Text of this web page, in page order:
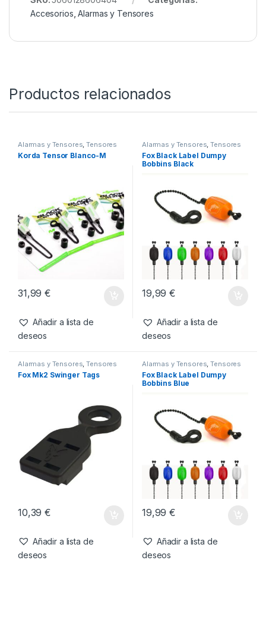
Accesorios ,Alarmas y Tensores
Productos relacionados
Alarmas y Tensores,Tensores
Korda Tensor Blanco-M
31,99€
Añadir a lista de
deseos
Alarmas y Tensores,Tensores
Fox Black Label Dumpy
Bobbins Black
19,99€
Añadir a lista de
deseos
Alarmas y Tensores,Tensores
Fox Mk2 Swinger Tags
10,39€
Añadir a lista de
deseos
Alarmas y Tensores,Tensores
Fox Black Label Dumpy
Bobbins Blue
19,99€
Añadir a lista de
deseos